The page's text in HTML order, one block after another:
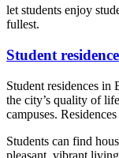
let students enjoy
fullest.
Student
Student residences in
the city’s quality of
campuses.
Students can find
pleasant, vibrant